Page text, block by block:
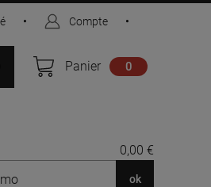
Panier 0
• Compte •
0,00 €
ok